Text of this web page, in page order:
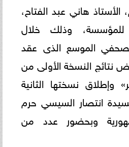
الأستاذ هاني عبد الفتاح،
للمؤسسة، وذلك خلال
الموسع الذى عقد
نتائج النسخة الأولى من
وإطلاق نسختها الثانية
انتصار السيسي حرم
وبحضور عدد من